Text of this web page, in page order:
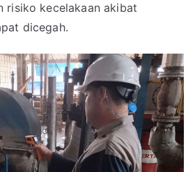
risiko kecelakaan akibat
dicegah.